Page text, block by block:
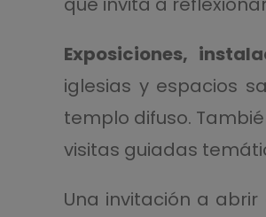
Exposiciones,
iglesias y espacios
templo difuso.
visitas guiadas
Una invitación a